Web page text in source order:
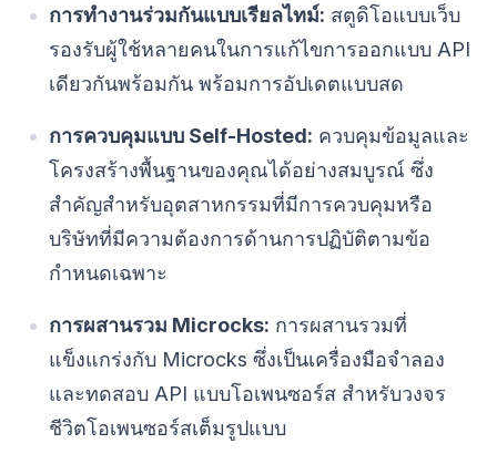
การทำงานร่วมกันแบบเรียลไทม์: สตูดิโอแบบเว็บ
รองรับผู้ใช้หลายคนในการแก้ไขการออกแบบ API
เดียวกันพร้อมกัน พร้อมการอัปเดตแบบสด
การควบคุมแบบ Self-Hosted: ควบคุมข้อมูลและ
โครงสร้างพื้นฐานของคุณได้อย่างสมบูรณ์ ซึ่ง
สำคัญสำหรับอุตสาหกรรมที่มีการควบคุมหรือ
บริษัทที่มีความต้องการด้านการปฏิบัติตามข้อ
กำหนดเฉพาะ
การผสานรวม Microcks: การผสานรวมที่
แข็งแกร่งกับ Microcks ซึ่งเป็นเครื่องมือจำลอง
และทดสอบ API แบบโอเพนซอร์ส สำหรับวงจร
ชีวิตโอเพนซอร์สเต็มรูปแบบ